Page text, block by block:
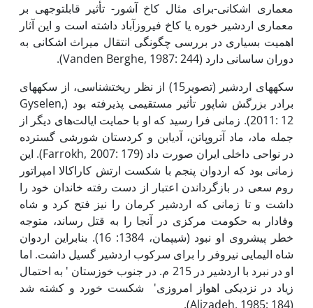
معماری اشکانی-برای مثال کاخ آشور- تأثیر قابل­توجهی بر
معماری اردشیر خوره یا کاخ فیروزآباد داشته است و این آثار
اهمیت بسیاری در بررسی چگونگی انتقال میراث اشکانی به
دوران ساسانی دارد (Vanden Berghe, 1987: 244).
سکه­های اردشیر (تصویر­15) از نظر ریخت­شناسی، از سکه­های
برادر بزرگش شاپور تأثیر مستقیمی پذیرفته بود (Gyselen,
2011: 12). زمانی فرا رسید که او با حمایت ایالت‌های دیگر از
جمله ماد، ماد آتروپاتن، آدیابن و کردستان شورشی گسترده
در نواحی داخلی ایران صورت داد (Farrokh, 2007: 179). این
زمانی بود که اردوان پنجم با شکست ارتش کاراکالا امپراتور
روم سعی در بازگرداندن اعتبار از­ دست­ رفته خاندان خود را
داشت و تا زمانی که اردشیر کرمان را نیز فتح کرد و شاه
وفادار به حکومت مرکزی در آنجا را به قتل رساند، متوجه
خطر پیش­روی او نبود (شیپمان، 1384: 16). بنابراین اردوان
شاه الیمایی نیروفر را برای سرکوب اردشیر گسیل داشت. اما
او در نبرد با اردشیر در 215 م. در جنوب خوزستان ' به احتمال
زیاد در نزدیکی اهواز امروزی' شکست خورد و کشته شد
(Alizadeh, 1985: 184).